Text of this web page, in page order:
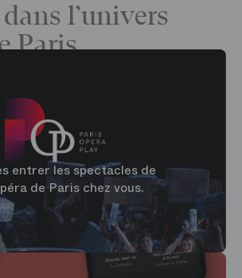
l’univers
Paris
entrer les spectacles de
de Paris chez vous.